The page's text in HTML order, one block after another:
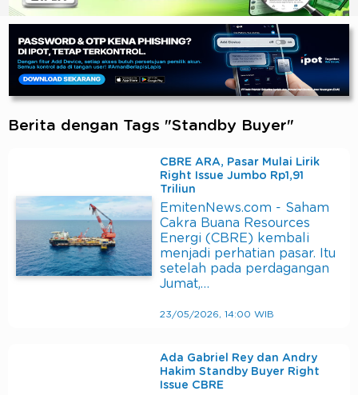
Berita dengan Tags "Standby Buyer"
CBRE ARA, Pasar Mulai Lirik
Right Issue Jumbo Rp1,91
Triliun
EmitenNews.com - Saham
Cakra Buana Resources
Energi (CBRE) kembali
menjadi perhatian pasar. Itu
setelah pada perdagangan
Jumat,…
23/05/2026, 14:00 WIB
Ada Gabriel Rey dan Andry
Hakim Standby Buyer Right
Issue CBRE